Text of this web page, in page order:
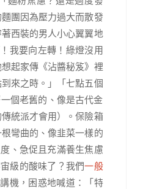
團因為壓力過大而散發
西裝的男人小心翼翼地
我要向左轉！綠燈沒用
起家傳《沾醬秘笈》裡
來之時。」「七點五個
個老舊的、像是古代金
統派才會用）。保險箱
彎曲的、像韭菜一樣的
、急促且充滿養生焦慮
級的酸味了？我們一般
機，困惑地喊道：「特